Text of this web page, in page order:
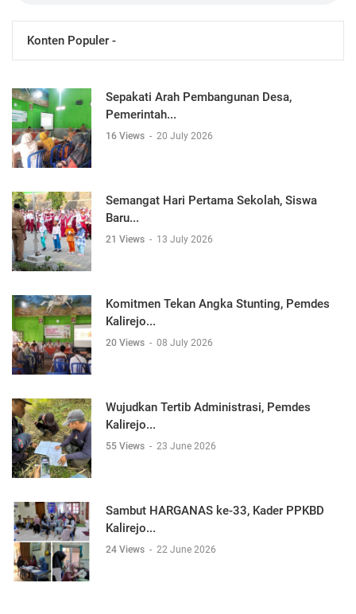
Konten Populer -
Sepakati Arah Pembangunan Desa,
Pemerintah...
16 Views - 20 July 2026
Semangat Hari Pertama Sekolah, Siswa
Baru...
21 Views - 13 July 2026
Komitmen Tekan Angka Stunting, Pemdes
Kalirejo...
20 Views - 08 July 2026
Wujudkan Tertib Administrasi, Pemdes
Kalirejo...
55 Views - 23 June 2026
Sambut HARGANAS ke-33, Kader PPKBD
Kalirejo...
24 Views - 22 June 2026